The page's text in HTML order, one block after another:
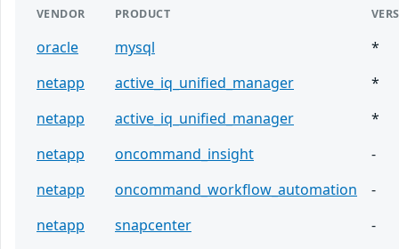
VENDOR PRODUCT
oracle mysql
*
netapp
active_iq_unified_manager
*
netapp
active_iq_unified_manager
*
netapp
oncommand_insight
-
netapp
oncommand_workflow_automation
-
netapp
snapcenter
-